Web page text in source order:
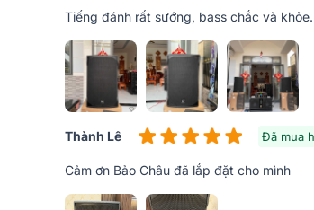
Với sự thành công của các model
Tiếng đánh rất sướng, bass chắc và
Thành Lê Đã mua
Cảm ơn Bảo Châu đã lắp đặt cho mình